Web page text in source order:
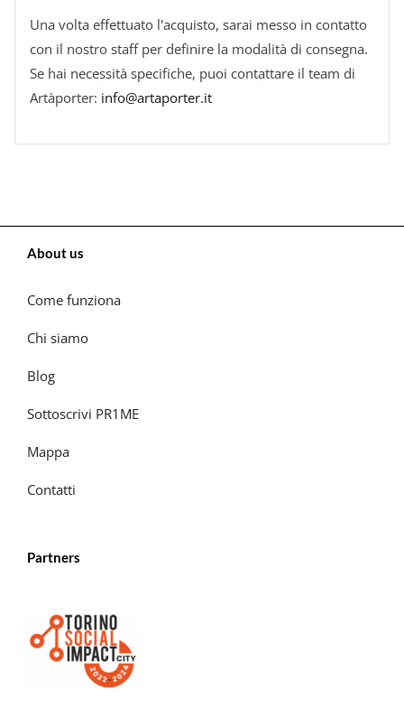
Una volta effettuato l'acquisto, sarai messo in contatto
con il nostro staff per definire la modalità di consegna.
Se hai necessità specifiche, puoi contattare il team di
Artàporter: info@artaporter.it
About us
Come funziona
Chi siamo
Blog
Sottoscrivi PR1ME
Mappa
Contatti
Partners